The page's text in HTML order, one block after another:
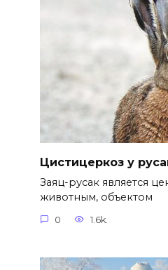
Цистицеркоз у
Заяц-русак является
животным, объектом
0 1.6k.